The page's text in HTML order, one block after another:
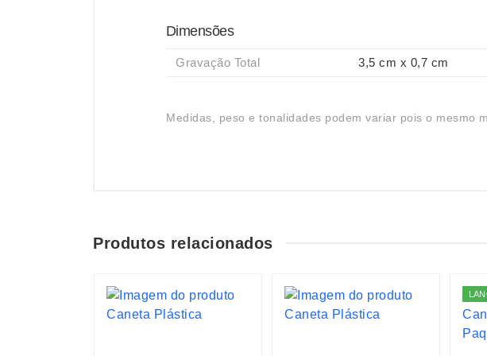
Dimensões
Gravação Total 3,5 cm x 0,7 cm
Medidas, peso e tonalidades podem variar pois o mesmo
Produtos relacionados